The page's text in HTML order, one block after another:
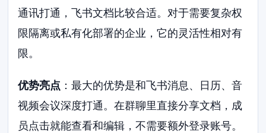
通讯打通，飞书文档比较合适。对于需要复杂权
限隔离或私有化部署的企业，它的灵活性相对有
限。
优势亮点 ：最大的优势是和飞书消息、日历、音
视频会议深度打通。在群聊里直接分享文档，成
员点击就能查看和编辑，不需要额外登录账号。